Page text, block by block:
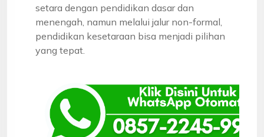
setara dengan pendidikan dasar dan
menengah, namun melalui jalur non-formal,
pendidikan kesetaraan bisa menjadi pilihan
yang tepat.